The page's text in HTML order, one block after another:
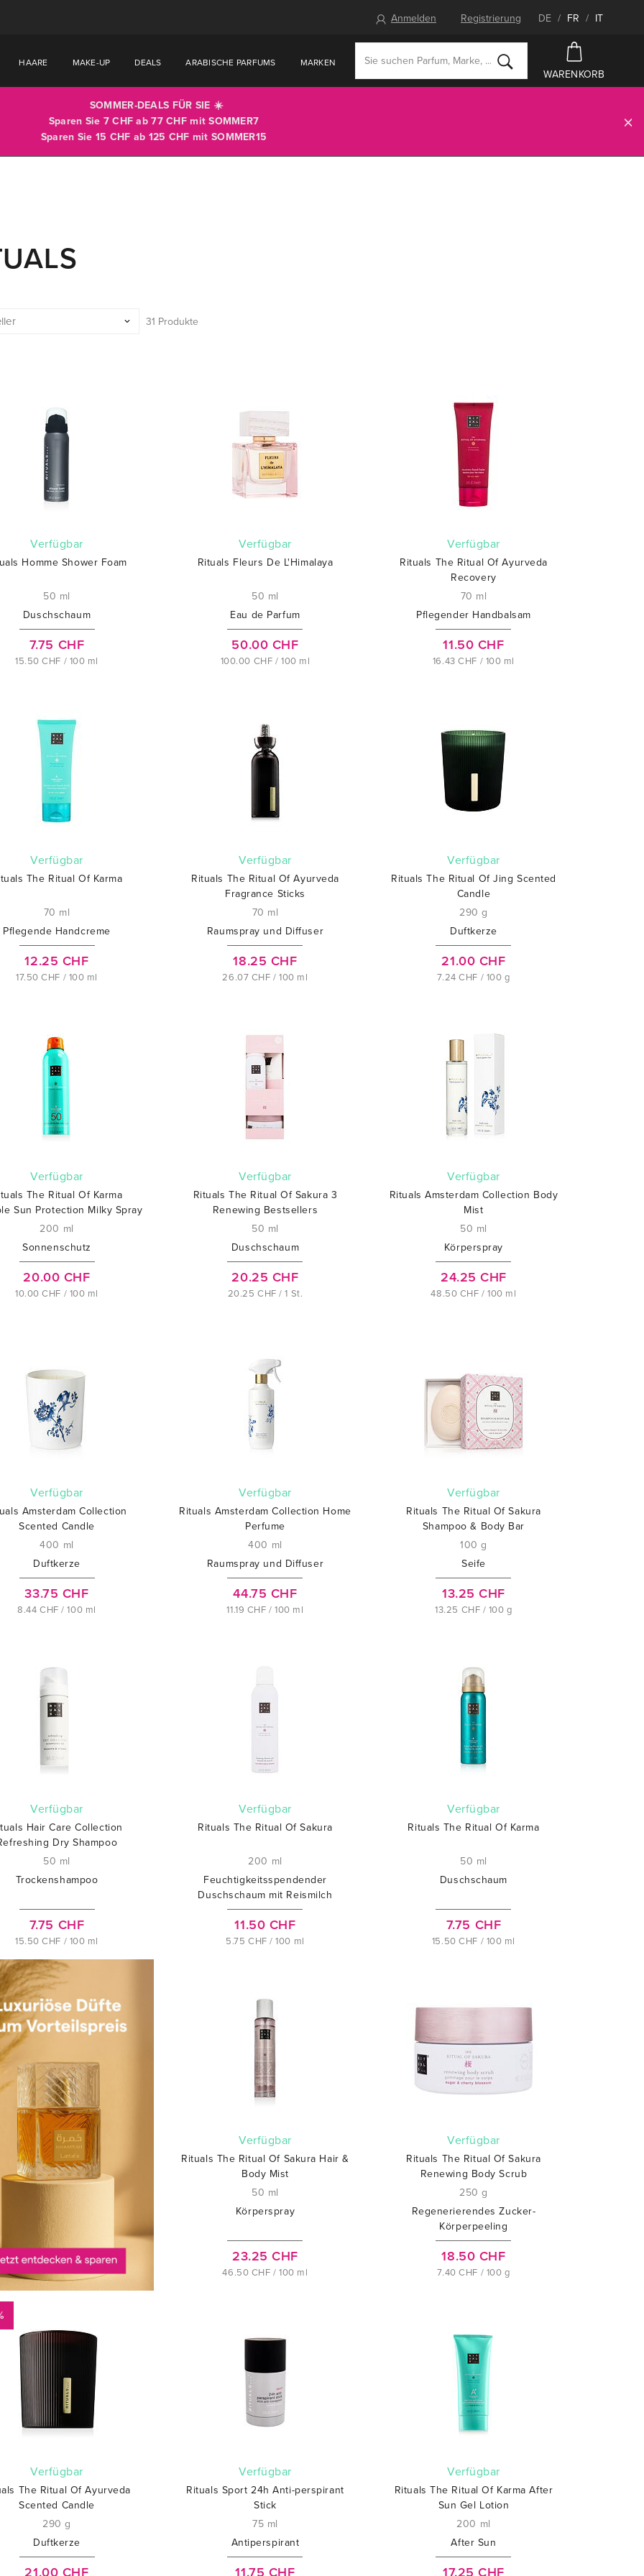
Anmelden Registrierung DE / FR / IT
HAARE MAKE-UP DEALS ARABISCHE PARFUMS MARKEN
WARENKORB
SOMMER-DEALS FÜR SIE ☀️
Sparen Sie 7 CHF ab 77 CHF mitSOMMER7
Sparen Sie 15 CHF ab 125 CHF mit SOMMER15
31 Produkte
verfügbar
Homme Shower Foam
50 ml
Duschschaum
7.75 CHF
15.50 CHF / 100 ml
verfügbar
Rituals Fleurs De L'Himalaya
50 ml
Eau de Parfum
50.00 CHF
100.00 CHF / 100 ml
verfügbar
Rituals The Ritual Of Ayurveda
Recovery
70 ml
Pflegender Handbalsam
11.50 CHF
16.43 CHF / 100 ml
verfügbar
The Ritual Of Karma
70 ml
Pflegende Handcreme
12.25 CHF
17.50 CHF / 100 ml
verfügbar
Rituals The Ritual Of Ayurveda
Fragrance Sticks
70 ml
Raumspray und Diffuser
18.25 CHF
26.07 CHF / 100 ml
verfügbar
Rituals The Ritual Of Jing Scented
Candle
290 g
Duftkerze
21.00 CHF
7.24 CHF / 100 g
verfügbar
The Ritual Of Karma
Sun Protection Milky Spray
200 ml
Sonnenschutz
20.00 CHF
10.00 CHF / 100 ml
verfügbar
Rituals The Ritual Of Sakura 3
Renewing Bestsellers
50 ml
Duschschaum
20.25 CHF
20.25 CHF / 1 St.
verfügbar
Rituals Amsterdam Collection Body
Mist
50 ml
Körperspray
24.25 CHF
48.50 CHF / 100 ml
verfügbar
Amsterdam Collection
Scented Candle
400 ml
Duftkerze
33.75 CHF
8.44 CHF / 100 ml
verfügbar
Rituals Amsterdam Collection Home
Perfume
400 ml
Raumspray und Diffuser
44.75 CHF
11.19 CHF / 100 ml
verfügbar
Rituals The Ritual Of Sakura
Shampoo & Body Bar
100 g
Seife
13.25 CHF
13.25 CHF / 100 g
verfügbar
Hair Care Collection
Dry Shampoo
50 ml
Trockenshampoo
7.75 CHF
15.50 CHF / 100 ml
verfügbar
Rituals The Ritual Of Sakura
200 ml
Feuchtigkeitsspendender
Duschschaum mit Reismilch
11.50 CHF
5.75 CHF / 100 ml
verfügbar
Rituals The Ritual Of Karma
50 ml
Duschschaum
7.75 CHF
15.50 CHF / 100 ml
verfügbar
Rituals The Ritual Of Sakura Hair &
Body Mist
50 ml
Körperspray
23.25 CHF
46.50 CHF / 100 ml
verfügbar
Rituals The Ritual Of Sakura
Renewing Body Scrub
250 g
Regenerierendes Zucker-
Körperpeeling
18.50 CHF
7.40 CHF / 100 g
verfügbar
The Ritual Of Ayurveda
Scented Candle
290 g
Duftkerze
21.00 CHF
verfügbar
Rituals Sport 24h Anti-perspirant
Stick
75 ml
Antiperspirant
11.75 CHF
verfügbar
Rituals The Ritual Of Karma After
Sun Gel Lotion
200 ml
After Sun
17.25 CHF